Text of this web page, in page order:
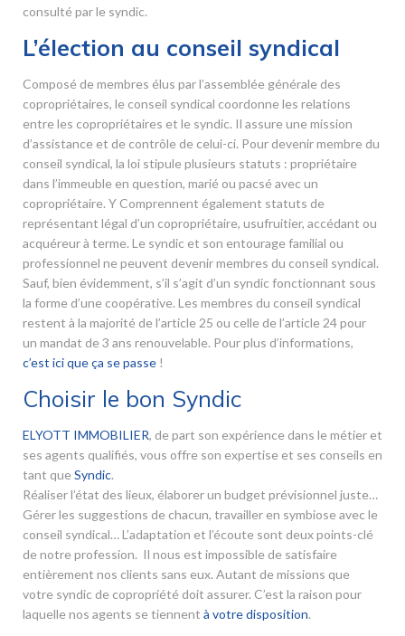
consulté par le syndic.
L’élection au conseil syndical
Composé de membres élus par l’assemblée générale des
copropriétaires, le conseil syndical coordonne les relations
entre les copropriétaires et le syndic. Il assure une mission
d’assistance et de contrôle de celui-ci. Pour devenir membre du
conseil syndical, la loi stipule plusieurs statuts : propriétaire
dans l’immeuble en question, marié ou pacsé avec un
copropriétaire. Y Comprennent également statuts de
représentant légal d’un copropriétaire, usufruitier, accédant ou
acquéreur à terme. Le syndic et son entourage familial ou
professionnel ne peuvent devenir membres du conseil syndical.
Sauf, bien évidemment, s’il s’agit d’un syndic fonctionnant sous
la forme d’une coopérative. Les membres du conseil syndical
restent à la majorité de l’article 25 ou celle de l’article 24 pour
un mandat de 3 ans renouvelable. Pour plus d’informations,
c’est ici que ça se passe !
Choisir le bon Syndic
ELYOTT IMMOBILIER, de part son expérience dans le métier et
ses agents qualifiés, vous offre son expertise et ses conseils en
tant que Syndic.
Réaliser l’état des lieux, élaborer un budget prévisionnel juste…
Gérer les suggestions de chacun, travailler en symbiose avec le
conseil syndical… L’adaptation et l’écoute sont deux points-clé
de notre profession. Il nous est impossible de satisfaire
entièrement nos clients sans eux. Autant de missions que
votre syndic de copropriété doit assurer. C’est la raison pour
laquelle nos agents se tiennent à votre disposition.